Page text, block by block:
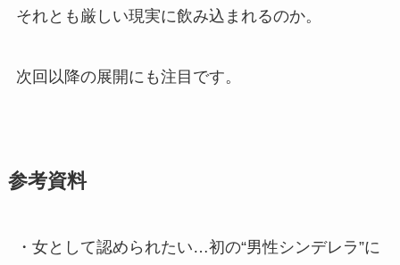
それとも厳しい現実に飲み込まれるのか。
次回以降の展開にも注目です。
参考資料
・女として認められたい…初の“男性シンデレラ”に